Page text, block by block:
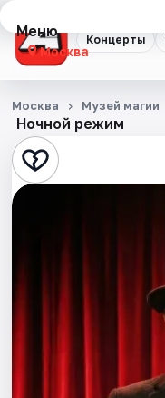
Концерты
Меню
Москва
Концерты
Театр
Стендап
Ночной режим
Москва Музей магии